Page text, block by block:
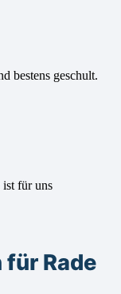
bestens geschult.
ist für uns
Rade